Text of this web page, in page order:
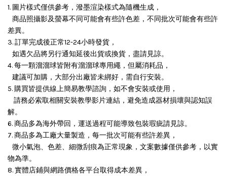
1. 圖片樣式僅供參考，潑墨渲染樣式為隨機生成，
商品照攝影及螢幕不同可能會有些許色差，不同批次可能會有些許
差異。
3. 訂單完成後正常12-24小時發貨，
如遇欠品將另行通知延後出貨或換貨，盡請見諒。
4. 每一顆溜溜球皆附有溜溜球專用繩，但屬消耗品，
建議可加購，大部分出廠皆未綁好，需自行安裝。
5. 購買皆提供線上簡易教學諮詢，如不會安裝或使用，
請務必索取相關安裝教學影片連結，避免造成器材損壞與認知誤
解。
6. 商品多為海外帶回，運送過程可能導致包裝瑕疵請見諒。
7. 商品多為工廠大量製造，每一批次可能有些許差異，
微小氣泡、色差、細微刮痕為正常現象，文案數據僅供參考，以實
物為準。
8. 實體店鋪與網路價格各平台取得成本差異，